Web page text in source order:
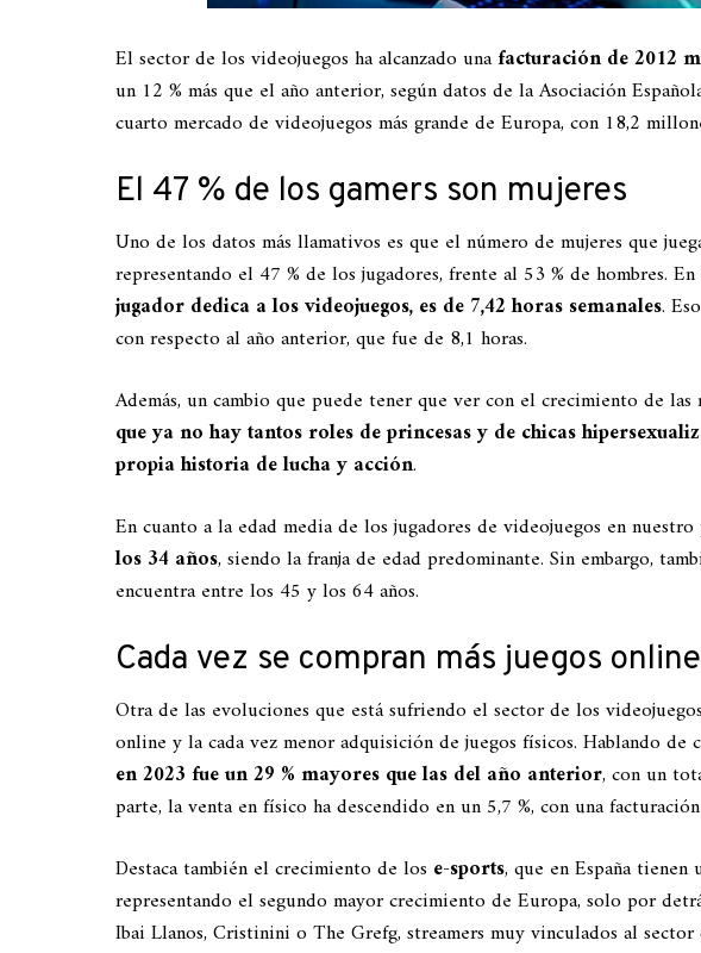
El sector de los videojuegos ha alcanzado unafacturación de 2012
un 12 % más que el año anterior, según datos de la Asociación
cuarto mercado de videojuegos más grande de Europa, con 18,2
El 47 % de los gamers son mujeres
Uno de los datos más llamativos es que el número de mujeres que
representando el 47 % de los jugadores, frente al 53 % de hombres.
jugador dedica a los videojuegos, es de 7,42 horas semanales.
con respecto al año anterior, que fue de 8,1 horas.
Además, un cambio que puede tener que ver con el crecimiento de
que ya no hay tantos roles de princesas y de chicas
propia historia de lucha y acción.
En cuanto a la edad media de los jugadores de videojuegos en nuestro
los 34 años, siendo la franja de edad predominante. Sin embargo,
encuentra entre los 45 y los 64 años.
Cada vez se compran más juegos online
Otra de las evoluciones que está sufriendo el sector de los
online y la cada vez menor adquisición de juegos físicos. Hablando de
en 2023 fue un 29 % mayores que las del año anterior, con un
parte, la venta en físico ha descendido en un 5,7 %, con una
Destaca también el crecimiento de los e-sports, que en España
representando el segundo mayor crecimiento de Europa, solo por
Ibai Llanos, Cristinini o The Grefg, streamers muy vinculados al